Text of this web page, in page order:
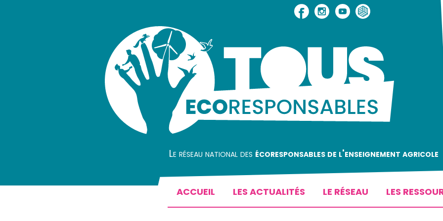
Le réseau national des écoresponsables de l'enseignement agricole
ACCUEIL LES ACTUALITÉS LE RÉSEAU LES